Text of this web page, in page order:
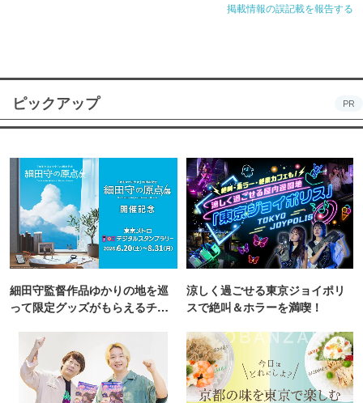
掲載情報の誤記載を報告する
ピックアップ PR
細田守監督作品ゆかりの地を巡
って限定グッズがもらえるチャ
涼しく過ごせる東京ジョイポリ
スで絶叫＆ホラーを満喫！